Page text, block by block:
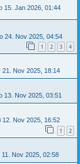
15. Jan 2026, 01:44
24. Nov 2025, 04:54
1 2 3 4
21. Nov 2025, 18:14
13. Nov 2025, 03:51
12. Nov 2025, 16:52
1 2
11. Nov 2025, 02:58